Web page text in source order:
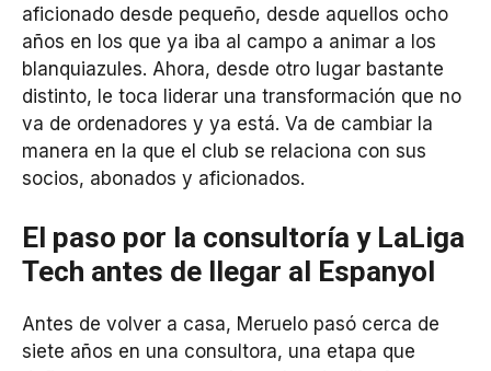
aficionado desde pequeño, desde aquellos ocho
años en los que ya iba al campo a animar a los
blanquiazules. Ahora, desde otro lugar bastante
distinto, le toca liderar una transformación que no
va de ordenadores y ya está. Va de cambiar la
manera en la que el club se relaciona con sus
socios, abonados y aficionados.
El paso por la consultoría y LaLiga
Tech antes de llegar al Espanyol
Antes de volver a casa, Meruelo pasó cerca de
siete años en una consultora, una etapa que